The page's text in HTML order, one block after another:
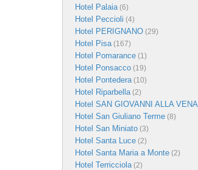
Hotel Palaia(6)
Hotel Peccioli (4)
Hotel PERIGNANO (29)
Hotel Pisa(167)
Hotel Pomarance (1)
Hotel Ponsacco (19)
Hotel Pontedera(10)
Hotel Riparbella(2)
Hotel SAN GIOVANNI ALLA VENA
Hotel San Giuliano Terme (8)
Hotel San Miniato (3)
Hotel Santa Luce (2)
Hotel Santa Maria a Monte (2)
Hotel Terricciola(2)